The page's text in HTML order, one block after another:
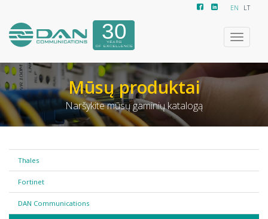
EN LT
Toggle
Mūsų produktai
Naršykite mūsų gaminių katalogą
Thales
Fortinet
DAN Communications